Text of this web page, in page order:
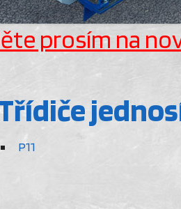
prosím na
P11